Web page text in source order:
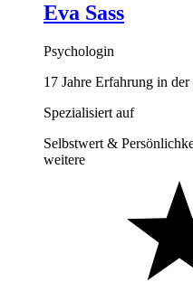
Eva Sass
Psychologin
17 Jahre Erfahrung in
Spezialisiert auf
Selbstwert &
weitere